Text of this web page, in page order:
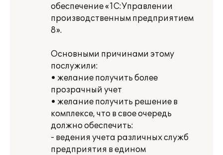
обеспечение «1С:Управлении
производственным предприятием
8».
Основными причинами этому
послужили:
• желание получить более
прозрачный учет
• желание получить решение в
комплексе, что в свое очередь
должно обеспечить:
- ведения учета различных служб
предприятия в едином